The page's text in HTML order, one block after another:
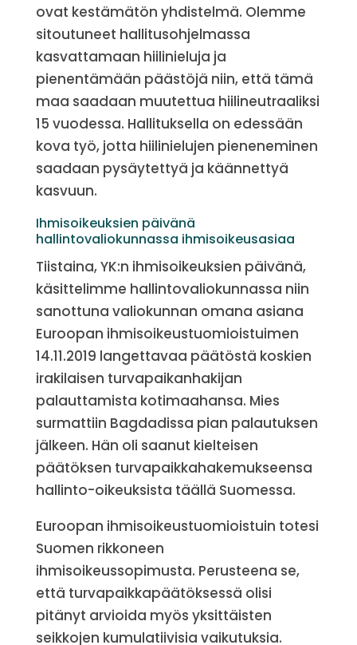
ovat kestämätön yhdistelmä. Olemme
sitoutuneet hallitusohjelmassa
kasvattamaan hiilinieluja ja
pienentämään päästöjä niin, että tämä
maa saadaan muutettua hiilineutraaliksi
15 vuodessa. Hallituksella on edessään
kova työ, jotta hiilinielujen pieneneminen
saadaan pysäytettyä ja käännettyä
kasvuun.
Ihmisoikeuksien päivänä
hallintovaliokunnassa ihmisoikeusasiaa
Tiistaina, YK:n ihmisoikeuksien päivänä,
käsittelimme hallintovaliokunnassa niin
sanottuna valiokunnan omana asiana
Euroopan ihmisoikeustuomioistuimen
14.11.2019 langettavaa päätöstä koskien
irakilaisen turvapaikanhakijan
palauttamista kotimaahansa. Mies
surmattiin Bagdadissa pian palautuksen
jälkeen. Hän oli saanut kielteisen
päätöksen turvapaikkahakemukseensa
hallinto-oikeuksista täällä Suomessa.
Euroopan ihmisoikeustuomioistuin totesi
Suomen rikkoneen
ihmisoikeussopimusta. Perusteena se,
että turvapaikkapäätöksessä olisi
pitänyt arvioida myös yksittäisten
seikkojen kumulatiivisia vaikutuksia.